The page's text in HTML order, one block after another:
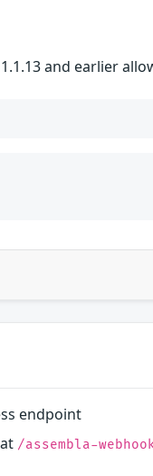
and earlier
endpoint
/assembla-